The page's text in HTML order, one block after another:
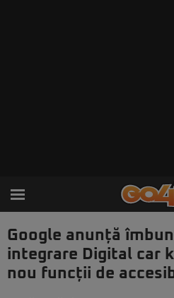
Google anunță
integrare Digital car
nou funcții de